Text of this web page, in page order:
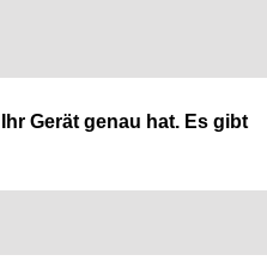
Gerät genau hat. Es gibt